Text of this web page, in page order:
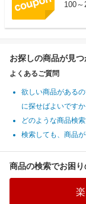
100
お探しの商品が見
よくあるご質問
欲しい商品がある
に探せばよいですか
どのような商品検
検索しても、商品
商品の検索でお困